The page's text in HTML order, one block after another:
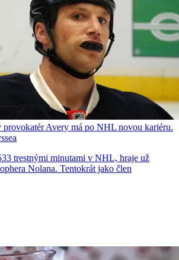
Avery má po NHL novou kariéru.
trestnými minutami v NHL, hraje už
Nolana. Tentokrát jako člen